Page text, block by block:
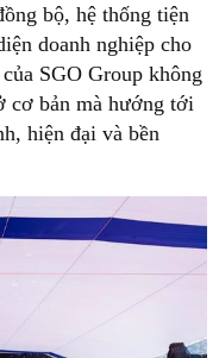
bộ, hệ thống tiện
doanh nghiệp cho
SGO Group không
cơ bản mà hướng tới
hiện đại và bền